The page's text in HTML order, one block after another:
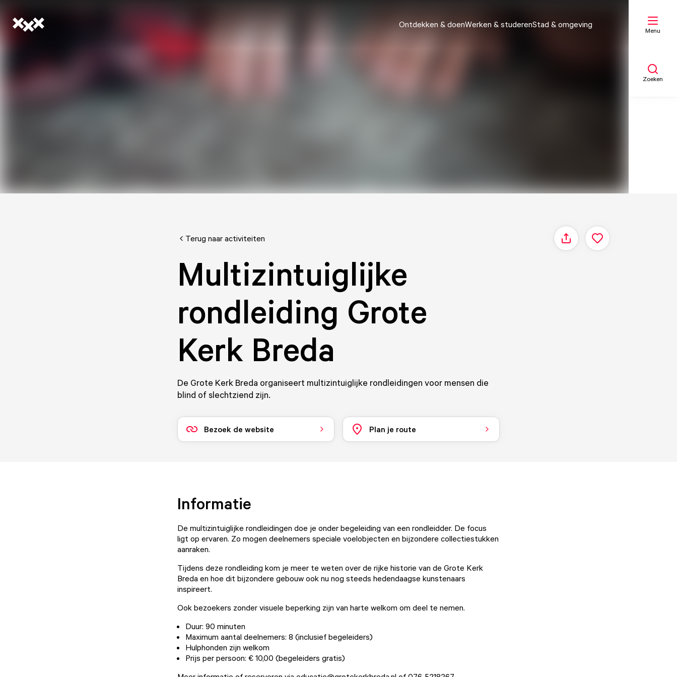
Ontdekken & doenWerken & studerenStad & omgeving
Menu
Zoeken
Terug naar activiteiten Delen
Multizintuiglijke
rondleiding Grote
Kerk Breda
De Grote Kerk Breda organiseert multizintuiglijke rondleidingen voor mensen die
blind of slechtziend zijn.
Bezoek de website Plan je route
Informatie
De multizintuiglijke rondleidingen doe je onder begeleiding van een rondleidder. De focus
ligt op ervaren. Zo mogen deelnemers speciale voelobjecten en bijzondere collectiestukken
aanraken.
Tijdens deze rondleiding kom je meer te weten over de rijke historie van de Grote Kerk
Breda en hoe dit bijzondere gebouw ook nu nog steeds hedendaagse kunstenaars
inspireert.
Ook bezoekers zonder visuele beperking zijn van harte welkom om deel te nemen.
Duur: 90 minuten
Maximum aantal deelnemers: 8 (inclusief begeleiders)
Hulphonden zijn welkom
Prijs per persoon: € 10,00 (begeleiders gratis)